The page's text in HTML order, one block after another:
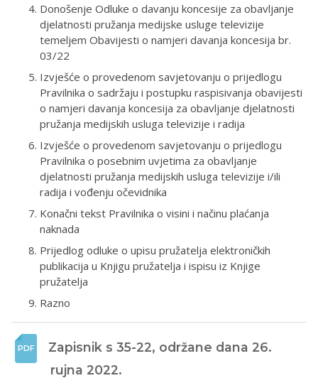
Donošenje Odluke o davanju koncesije za obavljanje
djelatnosti pružanja medijske usluge televizije
temeljem Obavijesti o namjeri davanja koncesija br.
03/22
Izvješće o provedenom savjetovanju o prijedlogu
Pravilnika o sadržaju i postupku raspisivanja obavijesti
o namjeri davanja koncesija za obavljanje djelatnosti
pružanja medijskih usluga televizije i radija
Izvješće o provedenom savjetovanju o prijedlogu
Pravilnika o posebnim uvjetima za obavljanje
djelatnosti pružanja medijskih usluga televizije i/ili
radija i vođenju očevidnika
Konačni tekst Pravilnika o visini i načinu plaćanja
naknada
Prijedlog odluke o upisu pružatelja elektroničkih
publikacija u Knjigu pružatelja i ispisu iz Knjige
pružatelja
Razno
Zapisnik s 35-22, održane dana 26.
rujna 2022.